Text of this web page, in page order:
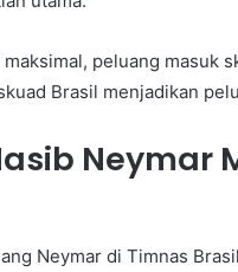
peluang masuk
Brasil menjadikan
Neymar
Neymar di Timnas